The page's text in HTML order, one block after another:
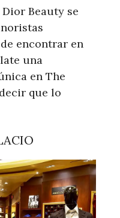
Beauty se
encontrar en
una
en The
que lo